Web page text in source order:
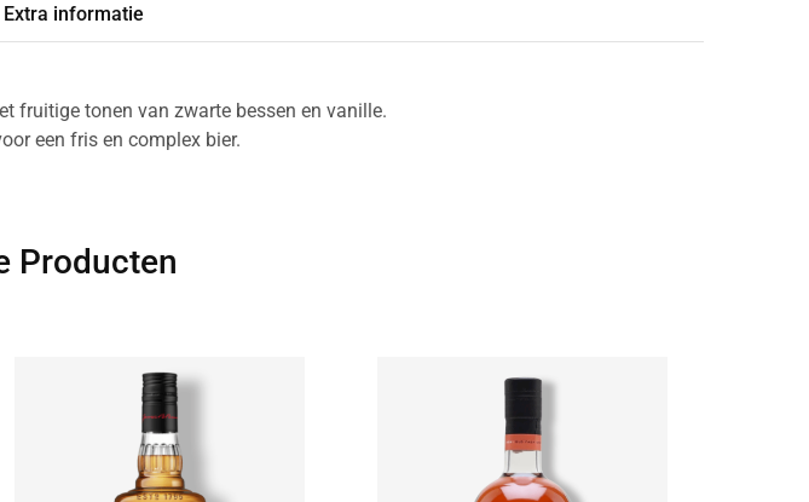
Extra informatie
fruitige tonen van zwarte bessen en vanille.
een fris en complex bier.
Producten